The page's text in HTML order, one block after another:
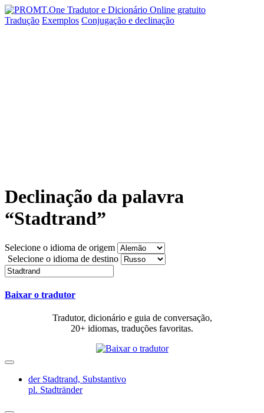
Tradução Exemplos Conjugação e declinação
Declinação da palavra
“Stadtrand”
Selecione o idioma de origem
Selecione o idioma de destino
Baixar o tradutor
Tradutor, dicionário e guia de conversação,
20+ idiomas, traduções favoritas.
der Stadtrand, Substantivo
pl. Stadtränder